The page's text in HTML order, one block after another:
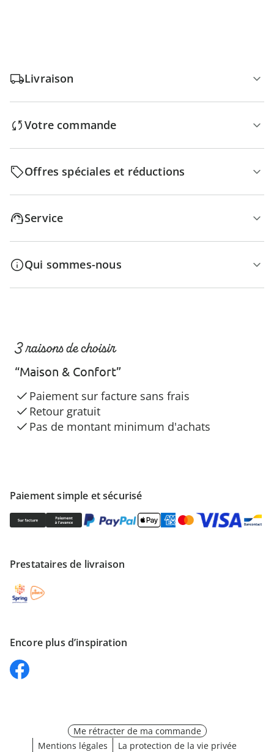
Livraison
Votre commande
Offres spéciales et réductions
Service
Qui sommes-nous
Paiement simple et sécurisé
Prestataires de livraison
Encore plus d’inspiration
3 raisons de choisir
“Maison & Confort”
Paiement sur facture sans frais
Retour gratuit
Pas de montant minimum d'achats
Me rétracter de ma commande
Mentions légales
La protection de la vie privée